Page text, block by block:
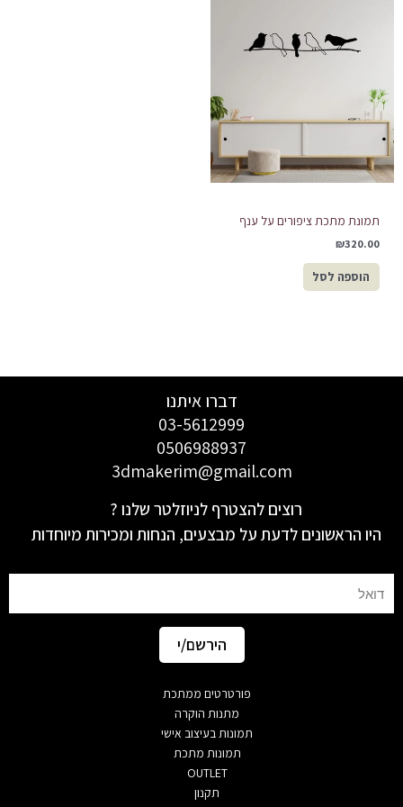
תמונת מתכת ציפורים על ענף
₪320.00
הוספה לסל
דברו איתנו
03-5612999
0506988937
3dmakerim@gmail.com
רוצים להצטרף לניוזלטר שלנו ?
היו הראשונים לדעת על מבצעים, הנחות ומכירות מיוחדות
הירשם/י
פורטרטים ממתכת
מתנות הוקרה
תמונות בעיצוב אישי
תמונות מתכת
OUTLET
תקנון